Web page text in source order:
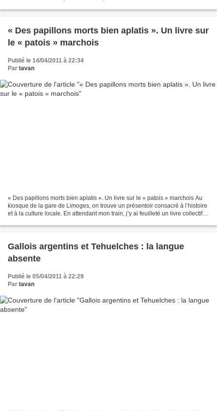
« Des papillons morts bien aplatis ». Un livre sur
le « patois » marchois
Publié le 14/04/2011 à 22:34
Par tavan
« Des papillons morts bien aplatis ». Un livre sur le « patois » marchois Au
kiosque de la gare de Limoges, on trouve un présentoir consacré à l’histoire
et à la culture locale. En attendant mon train, j’y ai feuilleté un livre collectif
Gallois argentins et Tehuelches : la langue
absente
Publié le 05/04/2011 à 22:29
Par tavan